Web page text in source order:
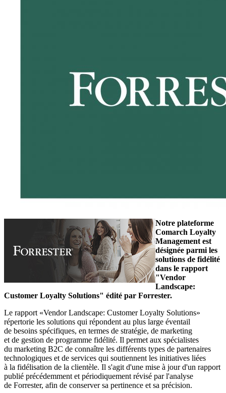
Notre plateforme
Comarch Loyalty
Management est
désignée parmi les
solutions de fidélité
dans le rapport
"Vendor
Landscape:
Customer Loyalty Solutions" édité par Forrester.
Le rapport «Vendor Landscape: Customer Loyalty Solutions»
répertorie les solutions qui répondent au plus large éventail
de besoins spécifiques, en termes de stratégie, de marketing
et de gestion de programme fidélité. Il permet aux spécialistes
du marketing B2C de connaître les différents types de partenaires
technologiques et de services qui soutiennent les initiatives liées
à la fidélisation de la clientèle. Il s'agit d'une mise à jour d'un rapport
publié précédemment et périodiquement révisé par l'analyse
de Forrester, afin de conserver sa pertinence et sa précision.